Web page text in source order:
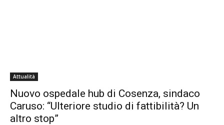
Attualità
Nuovo ospedale hub di Cosenza, sindaco
Caruso: “Ulteriore studio di fattibilità? Un
altro stop”